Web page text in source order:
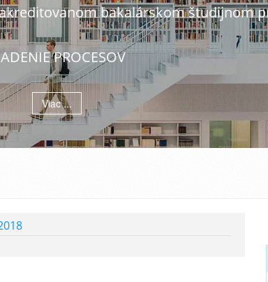
bakalárskom študijnom
PROCESOV
Viac ...